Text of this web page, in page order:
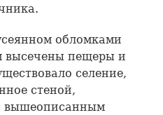
обломками
высечены пещеры и
селение,
стеной,
вышеописанным